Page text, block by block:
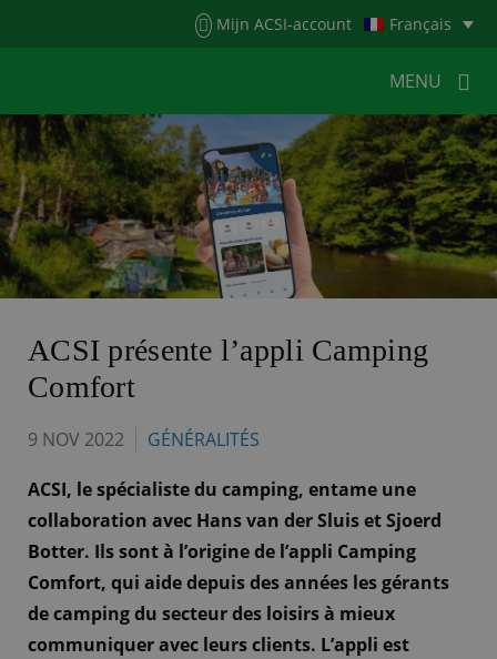
Mijn ACSI-account Français
MENU
MENUMENU
HOME POUR LES CAMPEURS
POUR LES CAMPINGSACTUALITÉS
ACSI WEBSHOPSERVICE CLIENTÈLE
ACSI présente l’appli Camping
Comfort
9 NOV 2022 GÉNÉRALITÉS
ACSI, le spécialiste du camping, entame une
collaboration avec Hans van der Sluis et Sjoerd
Botter. Ils sont à l’origine de l’appli Camping
Comfort, qui aide depuis des années les gérants
de campingdu secteur des loisirs à mieux
communiquer avec leurs clients. L’appli est